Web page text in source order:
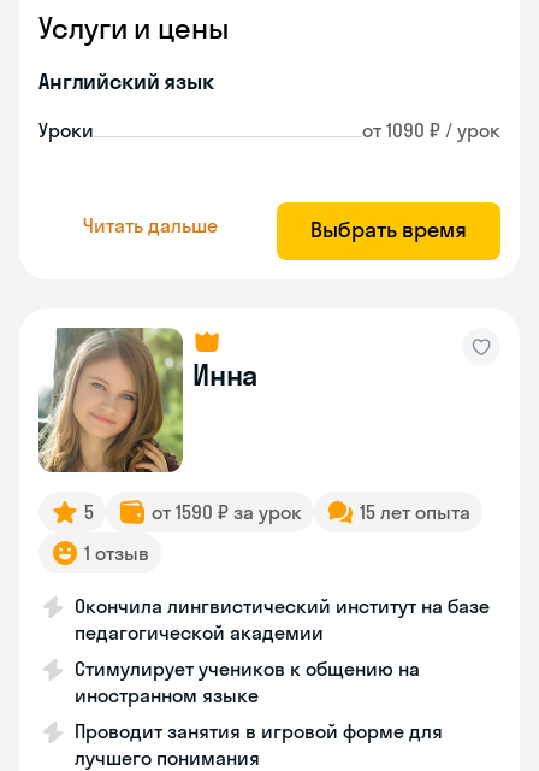
Услуги и цены
Английский язык
Уроки от 1090 ₽ / урок
Читать дальше Выбрать время
Инна
5 от 1590 ₽ за урок
15 лет опыта
1 отзыв
Окончила лингвистический институт на базе
педагогической академии
Стимулирует учеников к общению на
иностранном языке
Проводит занятия в игровой форме для
лучшего понимания